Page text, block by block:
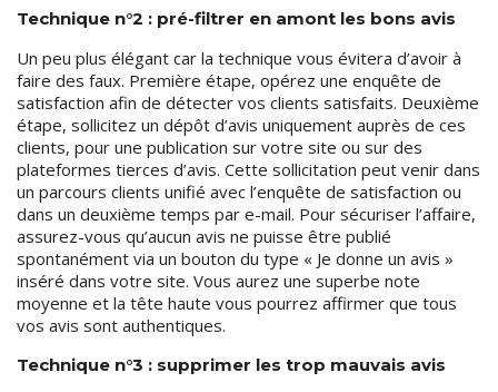
Technique n°2 : pré-filtrer en amont les bons avis
Un peu plus élégant car la technique vous évitera d’avoir à
faire des faux. Première étape, opérez une enquête de
satisfaction afin de détecter vos clients satisfaits. Deuxième
étape, sollicitez un dépôt d’avis uniquement auprès de ces
clients, pour une publication sur votre site ou sur des
plateformes tierces d’avis. Cette sollicitation peut venir dans
un parcours clients unifié avec l’enquête de satisfaction ou
dans un deuxième temps par e-mail. Pour sécuriser l’affaire,
assurez-vous qu’aucun avis ne puisse être publié
spontanément via un bouton du type « Je donne un avis »
inséré dans votre site. Vous aurez une superbe note
moyenne et la tête haute vous pourrez affirmer que tous
vos avis sont authentiques.
Technique n°3 : supprimer les trop mauvais avis